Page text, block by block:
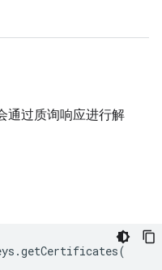
通过质询响应进行解
.getCertificates(